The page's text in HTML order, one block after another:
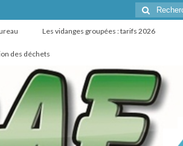
Rechercher
:
Les vidanges groupées : tarifs 2026
des déchets